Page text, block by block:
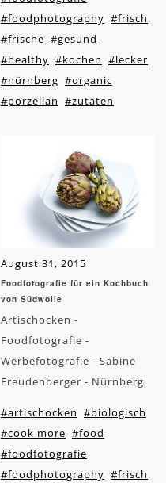
#foodphotography #frisch
#frische #gesund
#healthy #kochen #lecker
#nürnberg #organic
#porzellan #zutaten
August 31, 2015
Foodfotografie für ein Kochbuch
von Südwolle
Artischocken -
Foodfotografie -
Werbefotografie - Sabine
Freudenberger - Nürnberg
#artischocken #biologisch
#cook more #food
#foodfotografie
#foodphotography #frisch